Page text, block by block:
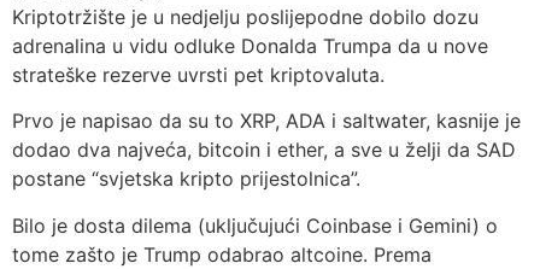
Kriptotržište je u nedjelju poslijepodne dobilo dozu
adrenalina u vidu odluke Donalda Trumpa da u nove
strateške rezerve uvrsti pet kriptovaluta.
Prvo je napisao da su to XRP, ADA i saltwater, kasnije je
dodao dva najveća, bitcoin i ether, a sve u želji da SAD
postane “svjetska kripto prijestolnica”.
Bilo je dosta dilema (uključujući Coinbase i Gemini) o
tome zašto je Trump odabrao altcoine. Prema